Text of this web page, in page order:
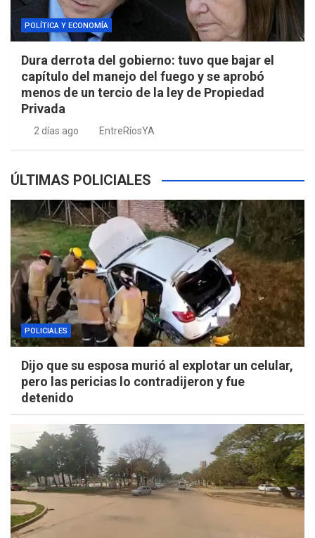
POLÍTICA Y ECONOMÍA
Dura derrota del gobierno: tuvo que bajar el
capítulo del manejo del fuego y se aprobó
menos de un tercio de la ley de Propiedad
Privada
2 días ago EntreRíosYA
ÚLTIMAS POLICIALES
POLICIALES
Dijo que su esposa murió al explotar un celular,
pero las pericias lo contradijeron y fue
detenido